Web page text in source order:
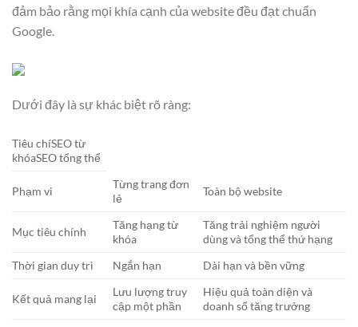
đảm bảo rằng mọi khía cạnh của website đều đạt chuẩn
Google.
Dưới đây là sự khác biệt rõ ràng:
Tiêu chíSEO từ
khóaSEO tổng thể
Phạm vi
Từng trang đơn
lẻ
Toàn bộ website
Mục tiêu chính
Tăng hạng từ
khóa
Tăng trải nghiệm người
dùng và tổng thể thứ hạng
Thời gian duy trì
Ngắn hạn Dài hạn và bền vững
Kết quả mang lại
Lưu lượng truy
cập một phần
Hiệu quả toàn diện và
doanh số tăng trưởng